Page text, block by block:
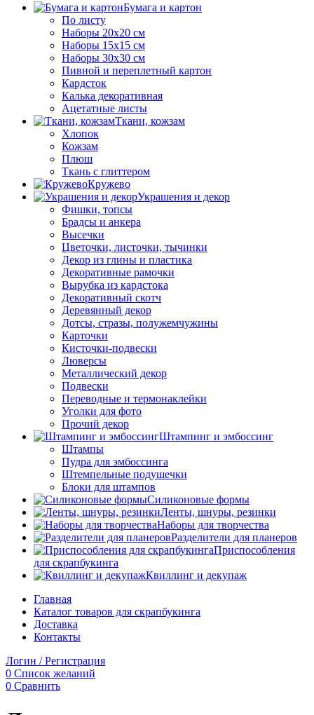
Бумага и картон
По листу
Наборы 20х20 см
Наборы 15х15 см
Наборы 30х30 см
Пивной и переплетный картон
Кардсток
Калька декоративная
Ацетатные листы
Ткани, кожзам
Хлопок
Кожзам
Плюш
Ткань с глиттером
Кружево
Украшения и декор
Фишки, топсы
Брадсы и анкера
Высечки
Цветочки, листочки, тычинки
Декор из глины и пластика
Декоративные рамочки
Вырубка из кардстока
Декоративный скотч
Деревянный декор
Дотсы, стразы, полужемчужины
Карточки
Кисточки-подвески
Люверсы
Металлический декор
Подвески
Переводные и термонаклейки
Уголки для фото
Прочий декор
Штампинг и эмбоссинг
Штампы
Пудра для эмбоссинга
Штемпельные подушечки
Блоки для штампов
Силиконовые формы
Ленты, шнуры, резинки
Наборы для творчества
Разделители для планеров
Приспособления
для скрапбукинга
Квиллинг и декупаж
Главная
Каталог товаров для скрапбукинга
Доставка
Контакты
Логин / Регистрация
0 Список желаний
0 Сравнить